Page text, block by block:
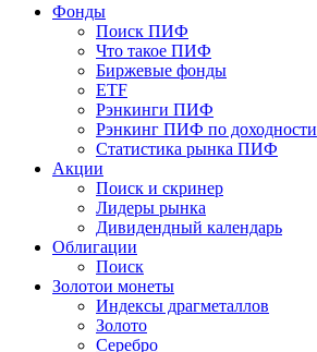
Фонды
Поиск ПИФ
Что такое ПИФ
Биржевые фонды
ETF
Рэнкинги ПИФ
Рэнкинг ПИФ по доходности
Статистика рынка ПИФ
Акции
Поиск и скринер
Лидеры рынка
Дивидендный календарь
Облигации
Поиск
Золотои монеты
Индексы драгметаллов
Золото
Серебро